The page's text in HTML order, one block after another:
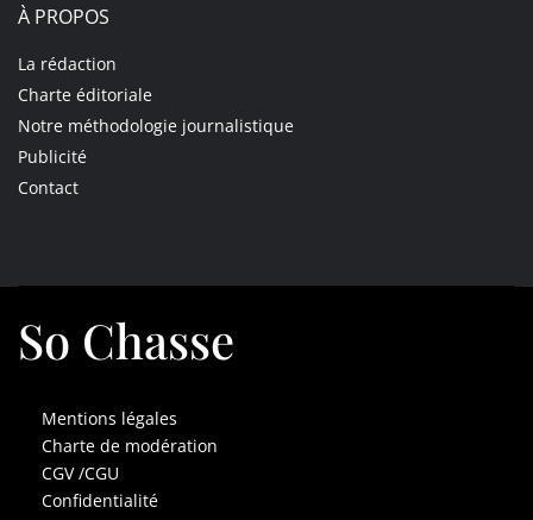
À PROPOS
La rédaction
Charte éditoriale
Notre méthodologie journalistique
Publicité
Contact
So Chasse
Mentions légales
Charte de modération
CGV /CGU
Confidentialité